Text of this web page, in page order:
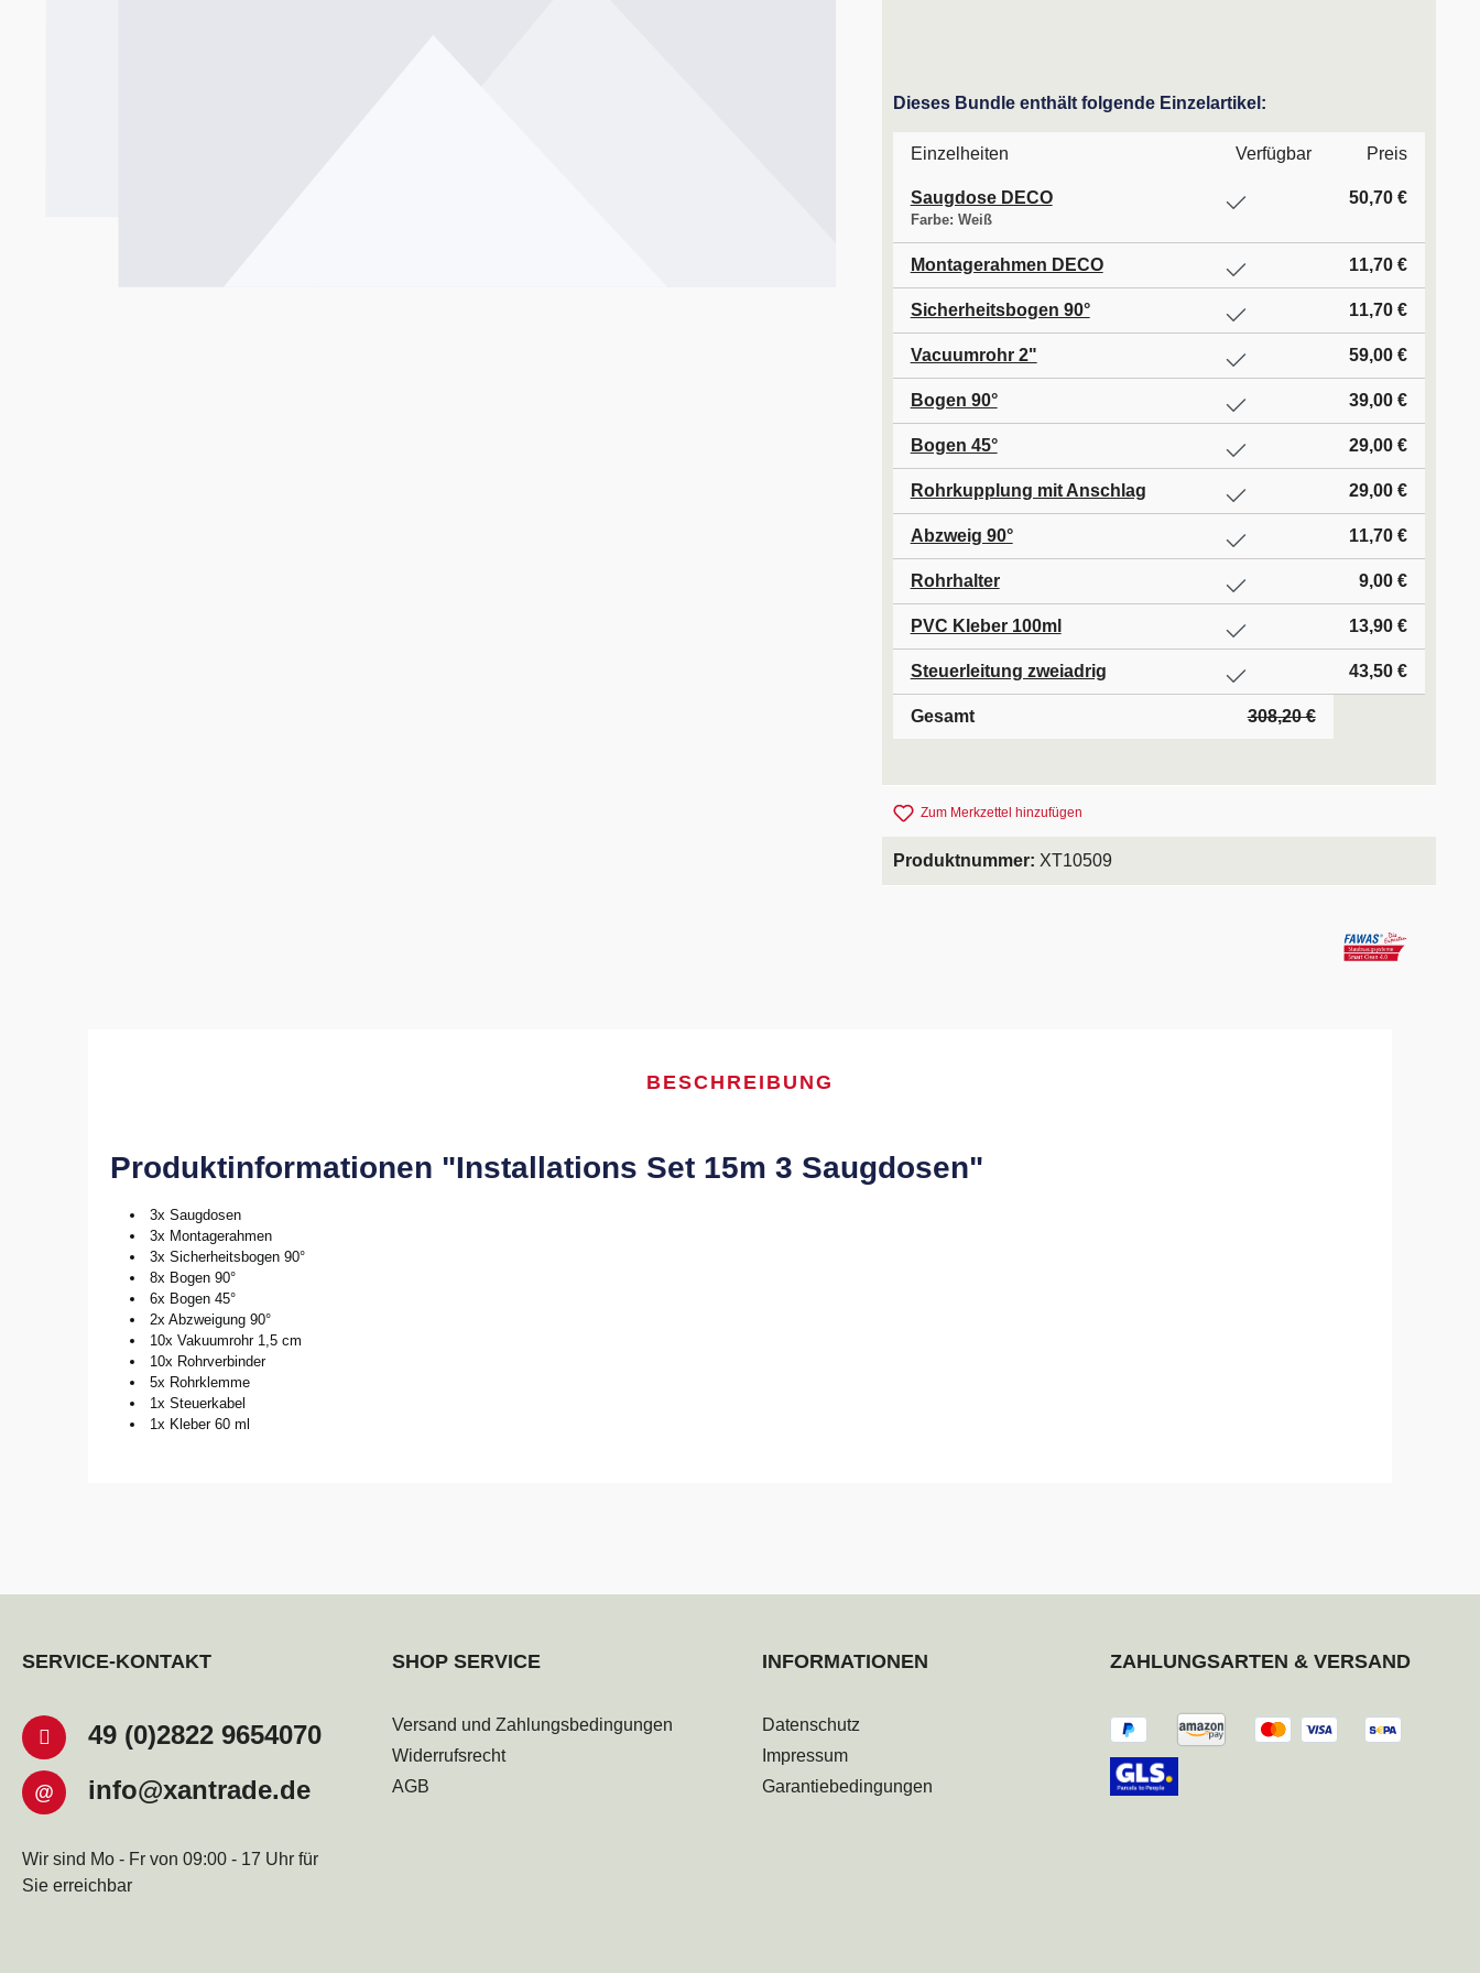
Dieses Bundle enthält folgende Einzelartikel:
Einzelheiten Verfügbar Preis
Saugdose DECO
Farbe: Weiß
50,70 €
Montagerahmen DECO 11,70 €
Sicherheitsbogen 90° 11,70 €
Vacuumrohr 2" 59,00 €
Bogen 90° 39,00 €
Bogen 45° 29,00 €
Rohrkupplung mit Anschlag 29,00 €
Abzweig 90° 11,70 €
Rohrhalter 9,00 €
PVC Kleber 100ml 13,90 €
Steuerleitung zweiadrig 43,50 €
Gesamt 308,20 €
Zum Merkzettel hinzufügen
Produktnummer: XT10509
BESCHREIBUNG
Produktinformationen "Installations Set 15m 3 Saugdosen"
3x Saugdosen
3x Montagerahmen
3x Sicherheitsbogen 90°
8x Bogen 90°
6x Bogen 45°
2x Abzweigung 90°
10x Vakuumrohr 1,5 cm
10x Rohrverbinder
5x Rohrklemme
1x Steuerkabel
1x Kleber 60 ml
SERVICE-KONTAKT
49 (0)2822 9654070
@ info@xantrade.de
Wir sind Mo - Fr von 09:00 - 17 Uhr für
Sie erreichbar
SHOP SERVICE
Versand und Zahlungsbedingungen
Widerrufsrecht
AGB
INFORMATIONEN
Datenschutz
Impressum
Garantiebedingungen
ZAHLUNGSARTEN & VERSAND